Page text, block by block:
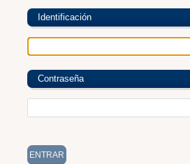
Identificación
Contraseña